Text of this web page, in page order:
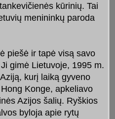
kūrinių. Tai
menininkų paroda
piešė ir tapė visą savo
gimė Lietuvoje, 1995 m.
kurį laiką gyveno
Konge, apkeliavo
Azijos šalių. Ryškios
byloja apie rytų